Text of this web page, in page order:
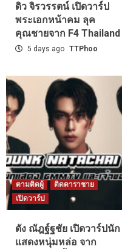
ดิว จิรวรรตน์ เปิดวาร์ป
พระเอกหน้าคม ลุค
คุณชายจาก F4 Thailand
5 days ago TTPhoo
ตามติดผู้
ติดดาราชาย
เปิดวาร์ป
ดัง ณัฎฐ์ฐชัย เปิดวาร์ปนัก
แสดงหนุ่มหล่อ จาก